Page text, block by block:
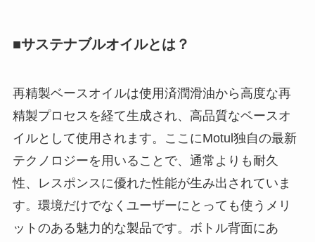
■サステナブルオイルとは？
再精製ベースオイルは使用済潤滑油から高度な再
精製プロセスを経て生成され、高品質なベースオ
イルとして使用されます。ここにMotul独自の最新
テクノロジーを用いることで、通常よりも耐久
性、レスポンスに優れた性能が生み出されていま
す。環境だけでなくユーザーにとっても使うメリ
ットのある魅力的な製品です。ボトル背面にあ